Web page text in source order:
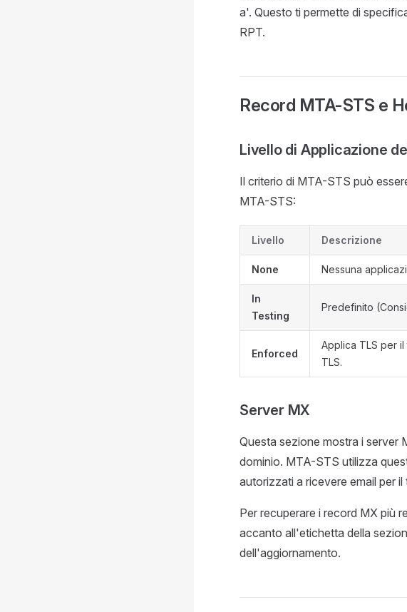
a'. Questo ti permette di
RPT.
Record MTA-STS e
Livello di Applicazione
Il criterio di MTA-STS può
MTA-STS:
Livello Descrizione
None Nessuna
In
Testing
Predefinito
Enforced
Applica TLS per
TLS.
Server MX
Questa sezione mostra i server
dominio. MTA-STS utilizza
autorizzati a ricevere email per
Per recuperare i record MX più
accanto all'etichetta della
dell'aggiornamento.